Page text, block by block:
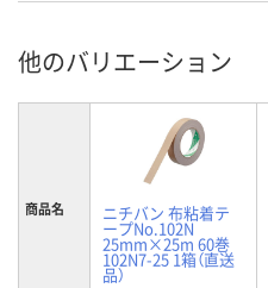
他のバリエーション
商品名 ニチバン 布粘着テ
ープNo.102N
25mm×25m 60巻
102N7-25 1箱（直送
品）